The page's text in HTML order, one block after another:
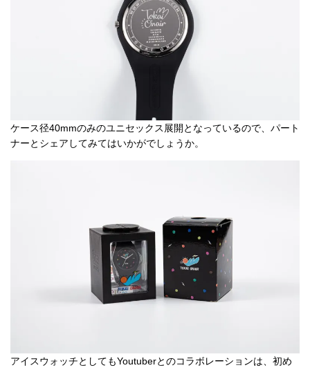
ケース径40mmのみのユニセックス展開となっているので、パート
ナーとシェアしてみてはいかがでしょうか。
アイスウォッチとしてもYoutuberとのコラボレーションは、初め